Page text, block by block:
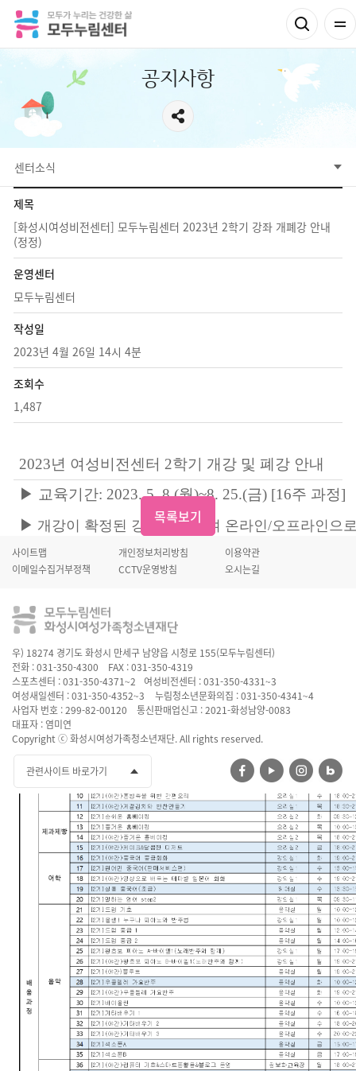
공지사항
센터소식
제목
[화성시여성비전센터] 모두누림센터 2023년 2학기 강좌 개폐강 안내
(정정)
운영센터
모두누림센터
작성일
2023년 4월 26일 14시 4분
조회수
1,487
2023년 여성비전센터 2학기 개강 및 폐강 안내
▶ 교육기간: 2023. 5. 8.(월)~8. 25.(금) [16주 과정]
▶ 개강이 확정된 강좌에 한하여 온라인/오프라인으
강좌별 준비물을 반드시 확인하시어,개강일 강좌 참
폐강강좌를 신청하신 회원 분들께서는 환불신청을
목록보기
사이트맵 개인정보처리방침
이용약관
이메일수집거부정책
CCTV운영방침 오시는길
관련사이트 바로가기
우) 18274 경기도 화성시 만세구 남양읍 시청로 155(모두누림센터)
전화 : 031-350-4300 FAX : 031-350-4319
스포츠센터 : 031-350-4371~2
여성비전센터 : 031-350-4331~3
여성새일센터 : 031-350-4352~3
누림청소년문화의집 : 031-350-4341~4
사업자 번호 : 299-82-00120 통신판매업신고 : 2021-화성남양-0083
대표자 : 염미연
Copyright ⓒ 화성시여성가족청소년재단. All rights reserved.